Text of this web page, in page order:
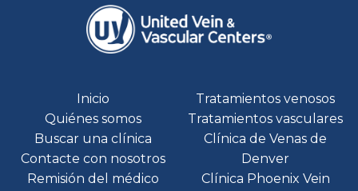
Inicio
Quiénes somos
Buscar una clínica
Contacte con nosotros
Remisión del médico
Tratamientos venosos
Tratamientos vasculares
Clínica de Venas de
Denver
Clínica Phoenix Vein